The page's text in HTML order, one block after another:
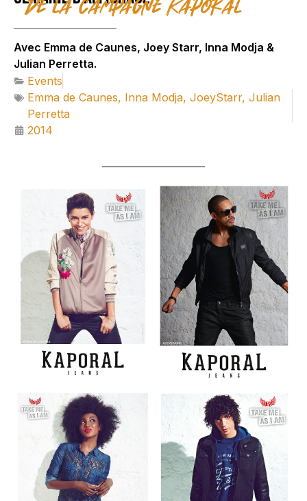
de la campagne Kaporal
Avec Emma de Caunes, Joey Starr, Inna Modja &
Julian Perretta.
Events
Emma de Caunes, Inna Modja, JoeyStarr, Julian
Perretta
2014